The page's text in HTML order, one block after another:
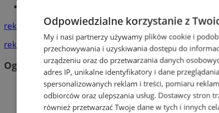
reklama
reklama
Ogłoszenia
Odpowiedzialne korzystanie z
My i nasi partnerzy używamy plików cookie i
przechowywania i uzyskiwania dostępu do
urządzeniu oraz do przetwarzania danych
adres IP, unikalne identyfikatory i dane
spersonalizowanych reklam i treści, pomiaru
odbiorców oraz ulepszania usług. Dostawcy stron
również przetwarzać Twoje dane w tych i innych